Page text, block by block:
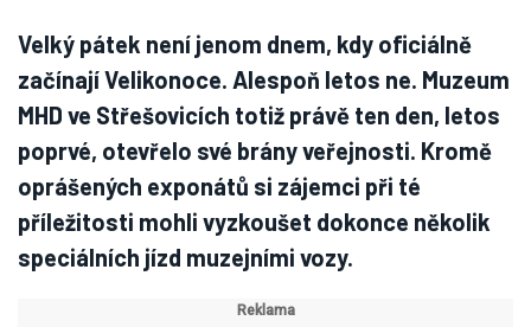
Velký pátek není jenom dnem, kdy oficiálně
začínají Velikonoce. Alespoň letos ne. Muzeum
MHD ve Střešovicích totiž právě ten den, letos
poprvé, otevřelo své brány veřejnosti. Kromě
oprášených exponátů si zájemci při té
příležitosti mohli vyzkoušet dokonce několik
speciálních jízd muzejními vozy.